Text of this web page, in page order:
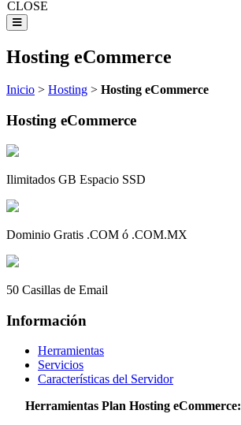
CLOSE
Hosting eCommerce
Inicio > Hosting > Hosting eCommerce
Hosting eCommerce
Ilimitados GB Espacio SSD
Dominio Gratis .COM ó .COM.MX
50 Casillas de Email
Información
Herramientas
Servicios
Características del Servidor
Herramientas Plan Hosting eCommerce: